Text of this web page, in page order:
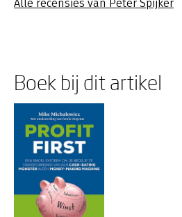
Alle recensies van Peter Spijker
Boek bij dit artikel